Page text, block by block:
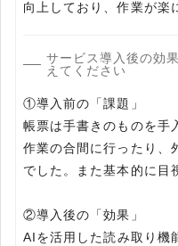
向上しており、作業が楽
サービス導入後の効
えてください
①導入前の「課題」
帳票は手書きのものを手
作業の合間に行ったり、
でした。また基本的に目
②導入後の「効果」
AIを活用した読み取り機